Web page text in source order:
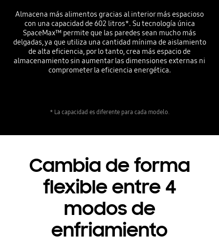
Almacena más alimentos gracias al interior más espacioso
con una capacidad de 602 litros*. Su tecnología única
SpaceMax™ permite que las paredes sean mucho más
delgadas, ya que utiliza una cantidad mínima de aislamiento
de alta eficiencia, por lo tanto, crea más espacio de
almacenamiento sin aumentar las dimensiones externas ni
comprometer la eficiencia energética.
* La capacidad es diferente para cada modelo.
Cambia de forma
flexible entre 4
modos de
enfriamiento